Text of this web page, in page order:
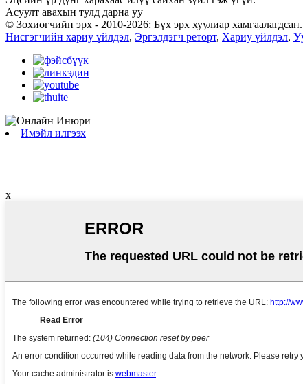
Асуулт авахын тулд дарна уу
© Зохиогчийн эрх - 2010-2026: Бүх эрх хуулиар хамгаалагдсан.
Нисгэгчийн хариу үйлдэл, Эргэлдэгч реторт, Хариу үйлдэл,
Имэйл илгээх
x